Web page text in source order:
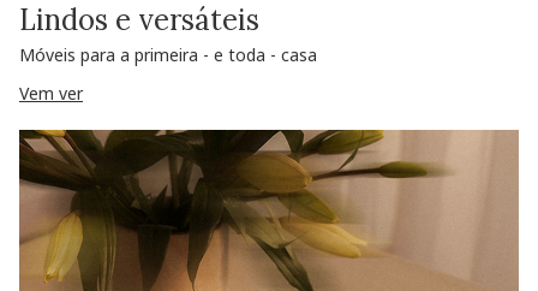
Lindos e versáteis
Móveis para a primeira - e toda - casa
Vem ver